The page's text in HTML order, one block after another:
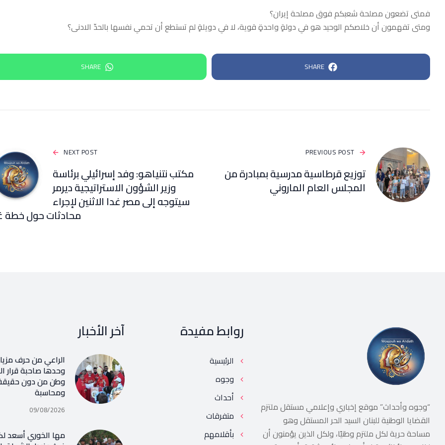
فمتى تضعون مصلحة شعبكم فوق مصلحة إيران؟
ومتى تفهمون أن خلاصكم الوحيد هو في دولةٍ واحدةٍ قوية، لا في دويلةٍ لم تستطع أن تحمي نفسها بالحدّ الادنى؟
SHARE
SHARE
PREVIOUS POST
توزيع قرطاسية مدرسية بمبادرة من
المجلس العام الماروني
NEXT POST
مكتب نتنياهو: وفد إسرائيلي برئاسة
وزير الشؤون الاستراتيجية ديرمر
سيتوجه إلى مصر غدا الاثنين لإجراء
محادثات حول خطة
“وجوه وأحداث” موقع إخباري وإعلامي مستقل ملتزم
القضايا الوطنية للبنان السيد الحر المستقل وهو
مساحة حرية لكل ملتزم وطنيًا، ولكل الذين يؤمنون أن
روابط مفيدة
الرئيسية
وجوه
أحداث
متفرقات
بأقلامهم
آخر الأخبار
الراعي من حرف
وحدها صاحبة قرار
وطن من دون
ومحاسبة
09/08/2026
مها الخوري أسعد